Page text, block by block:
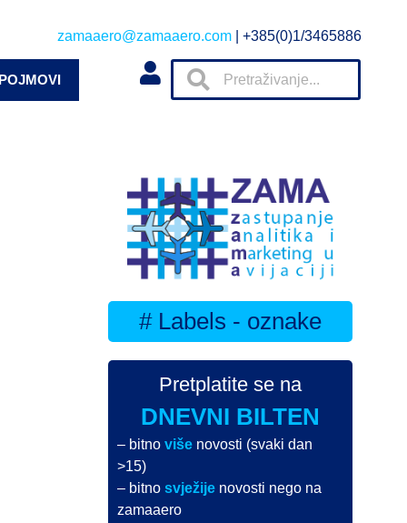
zamaaero@zamaaero.com | +385(0)1/3465886
# Labels - oznake
Pretplatite se na
DNEVNI BILTEN
– bitnoviše novosti (svaki dan
>15)
– bitnosvježije novosti nego na
zamaaero